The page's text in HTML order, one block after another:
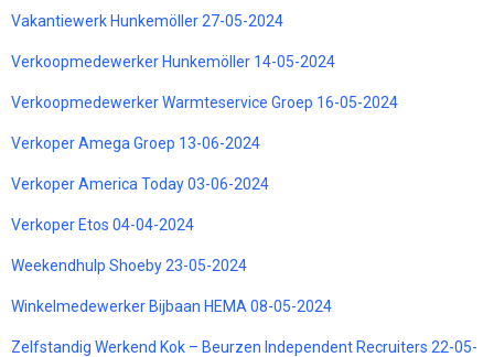
Vakantiewerk Hunkemöller 27-05-2024
Verkoopmedewerker Hunkemöller 14-05-2024
Verkoopmedewerker Warmteservice Groep 16-05-2024
Verkoper Amega Groep 13-06-2024
Verkoper America Today 03-06-2024
Verkoper Etos 04-04-2024
Weekendhulp Shoeby 23-05-2024
Winkelmedewerker Bijbaan HEMA 08-05-2024
Zelfstandig Werkend Kok – Beurzen Independent Recruiters 22-05-